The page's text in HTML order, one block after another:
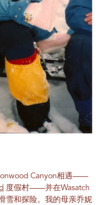
Canyon相遇——
度假村——并在Wasatch
雪和探险。我的母亲乔妮